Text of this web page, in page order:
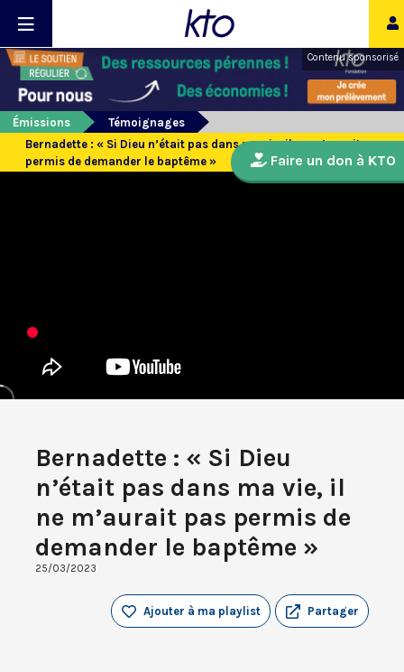
Contenu sponsorisé
Émissions
Témoignages
Bernadette : « Si Dieu n’était pas dans ma vie, il ne m’aurait pas
permis de demander le baptême »
Bernadette : « Si Dieu
n’était pas dans ma vie, il
ne m’aurait pas permis de
demander le baptême »
25/03/2023
Partager
Ajouter à ma playlist
Faire un don à KTO